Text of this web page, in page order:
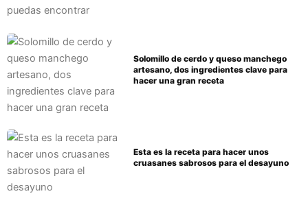
Solomillo de cerdo y queso manchego
artesano, dos ingredientes clave para
hacer una gran receta
Esta es la receta para hacer unos
cruasanes sabrosos para el desayuno